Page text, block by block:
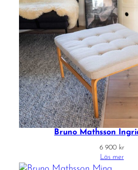
Bruno Mathsson
6 900 kr
Läs mer